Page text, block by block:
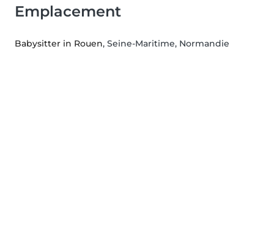
Emplacement
Babysitter in Rouen, Seine-Maritime, Normandie